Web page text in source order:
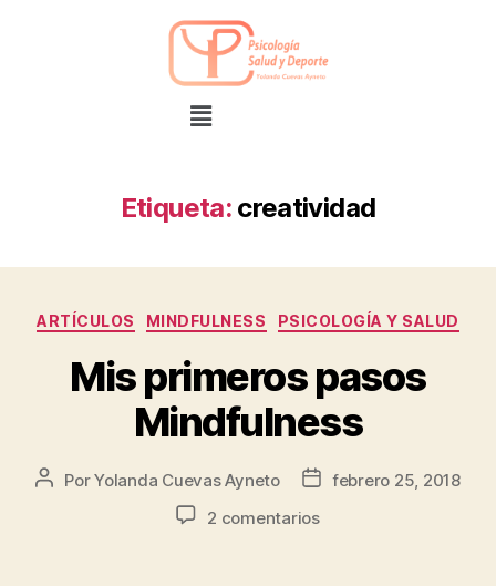
Etiqueta: creatividad
ARTÍCULOS MINDFULNESS PSICOLOGÍA Y SALUD
Mis primeros pasos
Mindfulness
PorYolanda Cuevas Ayneto
febrero 25, 2018
2 comentarios